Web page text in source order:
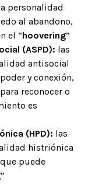
personalidad
al abandono,
el “hoovering”
(ASPD): las
antisocial
y conexión,
reconocer o
es
(HPD): las
histriónica
puede
”